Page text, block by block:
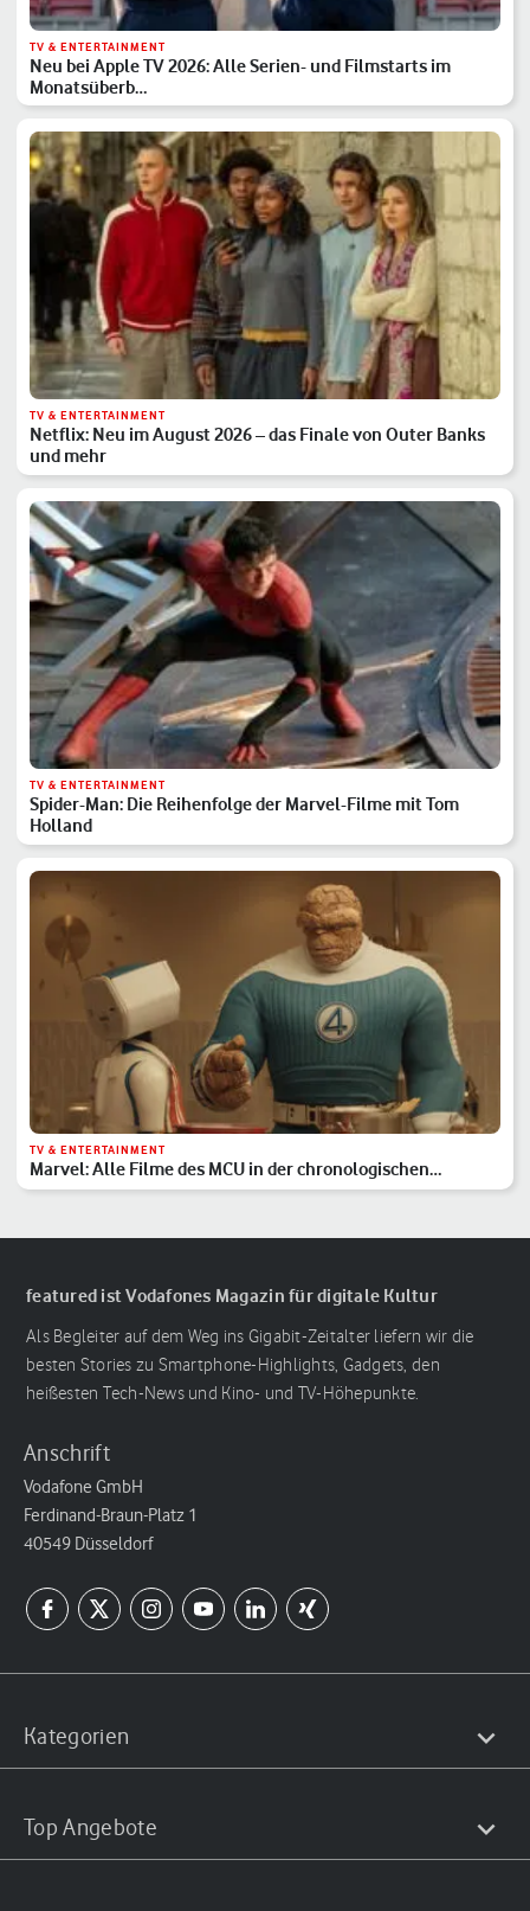
TV & ENTERTAINMENT
Neu bei Apple TV 2026: Alle Serien- und Filmstarts im
Monatsüberb…
TV & ENTERTAINMENT
Netflix: Neu im August 2026 – das Finale von Outer Banks
und mehr
TV & ENTERTAINMENT
Spider-Man: Die Reihenfolge der Marvel-Filme mit Tom
Holland
TV & ENTERTAINMENT
Marvel: Alle Filme des MCU in der chronologischen
Reihenfolge
featured ist Vodafones Magazin für digitale Kultur
Als Begleiter auf dem Weg ins Gigabit-Zeitalter liefern wir die
besten Stories zu Smartphone-Highlights, Gadgets, den
heißesten Tech-News und Kino- und TV-Höhepunkte.
Anschrift
Vodafone GmbH
Ferdinand-Braun-Platz 1
40549 Düsseldorf
Kategorien
Top Angebote